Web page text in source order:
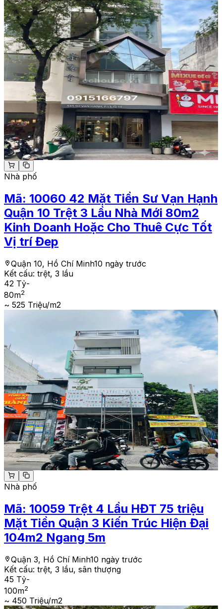
Nhà phố
Mã: 10060 42 Mặt Tiền Sư Vạn Hạnh
Quận 10 Trệt 3 Lầu Nhà Mới 80m2
Kinh Doanh Hoặc Cho Thuê Cực Tốt
Vị trí Đep
Quận 10, Hồ Chí Minh10 ngày trước
Kết cấu: trệt, 3 lầu
42 Tỷ-
80m2
~ 525 Triệu/m2
Nhà phố
Mã: 10059 Trệt 4 Lầu HĐT 75 triệu
Mặt Tiền Quận 3 Kiến Trúc Hiện Đại
104m2 Ngang 5m
Quận 3, Hồ Chí Minh10 ngày trước
Kết cấu: trệt, 3 lầu, sân thượng
45 Tỷ-
100m2
~ 450 Triệu/m2